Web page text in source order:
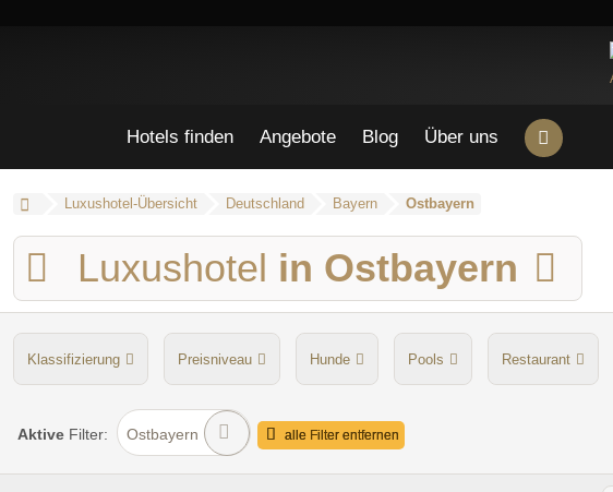
Hotels finden Angebote Blog Über uns
Luxushotel-Übersicht Deutschland Bayern Ostbayern
Luxushotel in Ostbayern
Klassifizierung Preisniveau Hunde Pools Restaurant
Aktive Filter: Ostbayern alle Filter entfernen